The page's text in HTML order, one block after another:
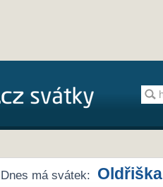
Dnes má svátek: Oldřiška